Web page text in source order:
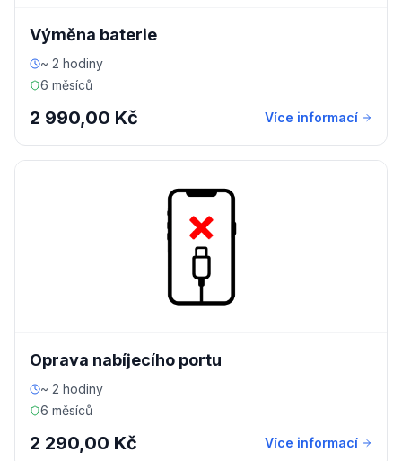
Výměna baterie
~ 2 hodiny
6 měsíců
2 990,00 Kč Více informací
Oprava nabíjecího portu
~ 2 hodiny
6 měsíců
2 290,00 Kč Více informací